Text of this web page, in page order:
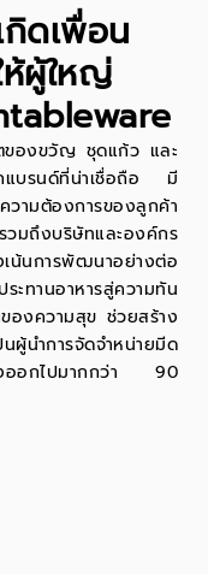
ดเพื่อน
ผู้ใหญ่
ของขวัญ ชุดแก้ว และ
บรนด์ที่น่าเชื่อถือ มี
ามต้องการของลูกค้า
วมถึงบริษัทและองค์กร
น้นการพัฒนาอย่างต่อ
ะทานอาหารสู่ความทัน
องความสุข ช่วยสร้าง
ผู้นำการจัดจำหน่ายมีด
งออกไปมากกว่า 90